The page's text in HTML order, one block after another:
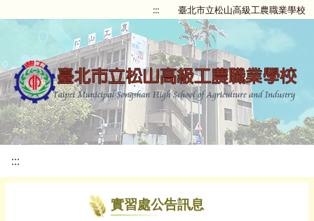
::: 臺北市立松山高級工農職業學校
:::
實習處公告訊息